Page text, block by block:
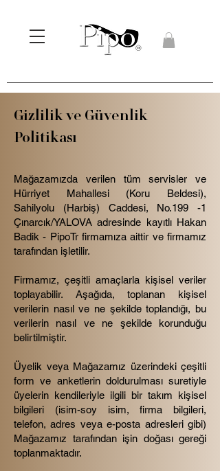
Gizlilik ve Güvenlik
Politikası
Mağazamızda verilen tüm servisler ve
Hürriyet Mahallesi (Koru Beldesi),
Sahilyolu (Harbiş) Caddesi, No.199 -1
Çınarcık/YALOVA adresinde kayıtlı Hakan
Badik - PipoTr firmamıza aittir ve firmamız
tarafından işletilir.
Firmamız, çeşitli amaçlarla kişisel veriler
toplayabilir. Aşağıda, toplanan kişisel
verilerin nasıl ve ne şekilde toplandığı, bu
verilerin nasıl ve ne şekilde korunduğu
belirtilmiştir.
Üyelik veya Mağazamız üzerindeki çeşitli
form ve anketlerin doldurulması suretiyle
üyelerin kendileriyle ilgili bir takım kişisel
bilgileri (isim-soy isim, firma bilgileri,
telefon, adres veya e-posta adresleri gibi)
Mağazamız tarafından işin doğası gereği
toplanmaktadır.